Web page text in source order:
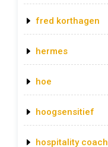
fred korthagen
hermes
hoe
hoogsensitief
hospitality coach